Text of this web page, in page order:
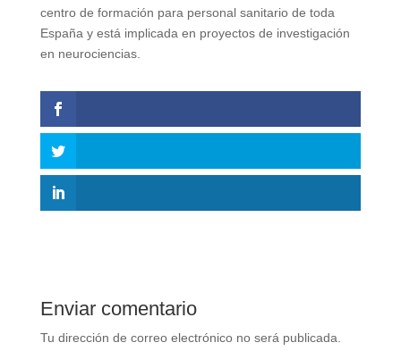
centro de formación para personal sanitario de toda
España y está implicada en proyectos de investigación
en neurociencias.
Enviar comentario
Tu dirección de correo electrónico no será publicada.